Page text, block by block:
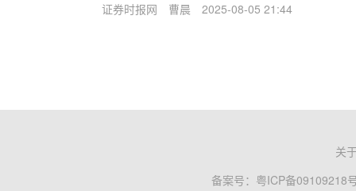
证券时报网 曹晨 2025-08-05 21:44
关
备案号： 粤ICP备09109218